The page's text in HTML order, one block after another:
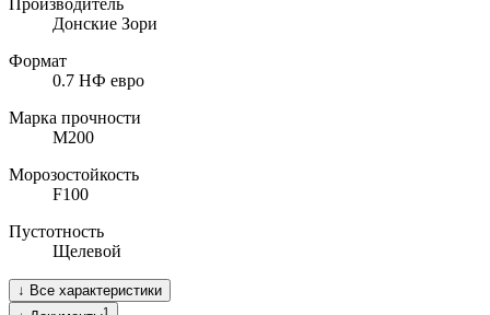
Донские Зори
Формат
0.7 НФ евро
Марка прочности
M200
Морозостойкость
F100
Пустотность
Щелевой
↓ Все характеристики
1